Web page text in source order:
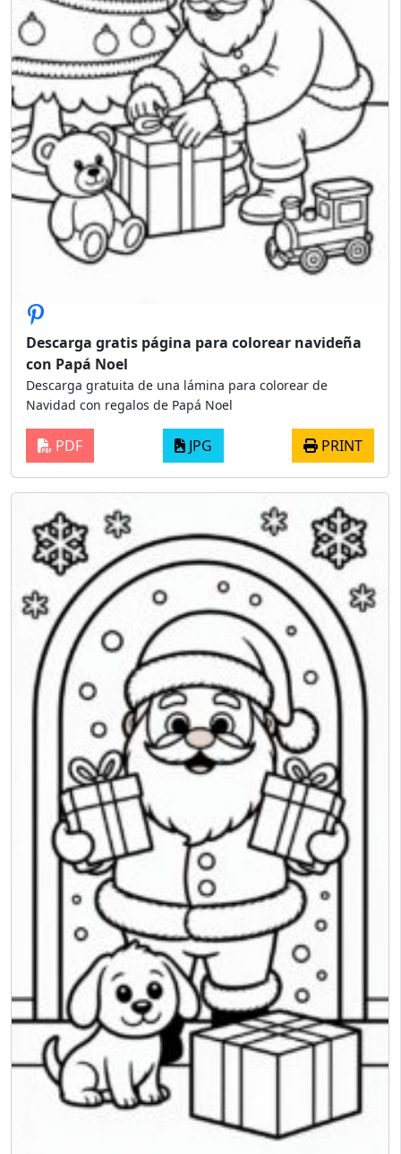
Descarga gratis página para colorear navideña
con Papá Noel
Descarga gratuita de una lámina para colorear de
Navidad con regalos de Papá Noel
PDF JPG PRINT